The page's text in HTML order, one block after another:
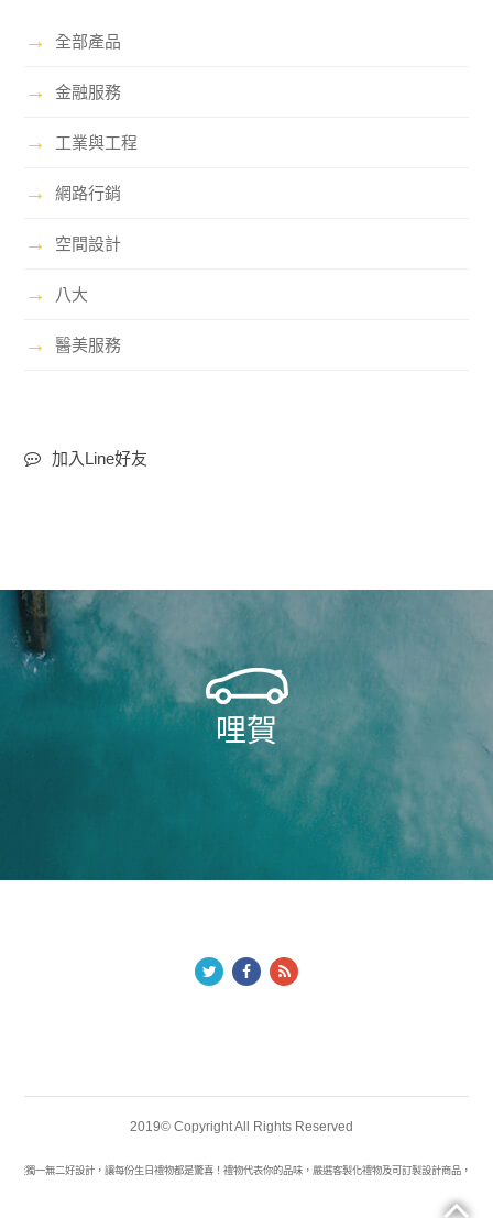
→ 全部產品
→ 金融服務
→ 工業與工程
→ 網路行銷
→ 空間設計
→ 八大
→ 醫美服務
加入Line好友
哩賀
2019© Copyright All Rights Reserved
打造獨一無二好設計，讓每份生日禮物都是驚喜！禮物代表你的品味，嚴選客製化禮物及可訂製設計商品，幫